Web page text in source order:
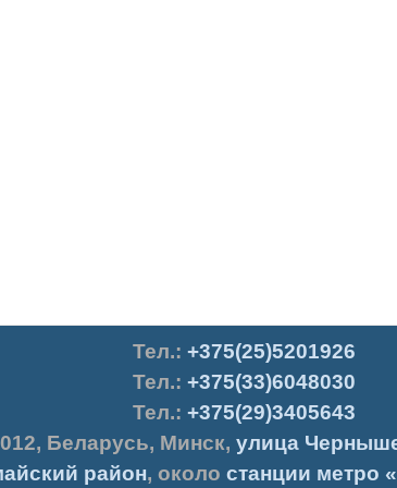
Тел.: +375(25)5201926
Тел.: +375(33)6048030
Тел.: +375(29)3405643
, Беларусь, Минск, улица
район, около станции метро